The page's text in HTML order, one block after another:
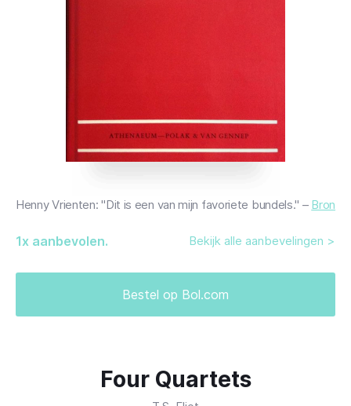
Henny Vrienten: "Dit is een van mijn favoriete bundels." – Bron
Bestel op Bol.com
1x aanbevolen. Bekijk alle aanbevelingen >
Four Quartets